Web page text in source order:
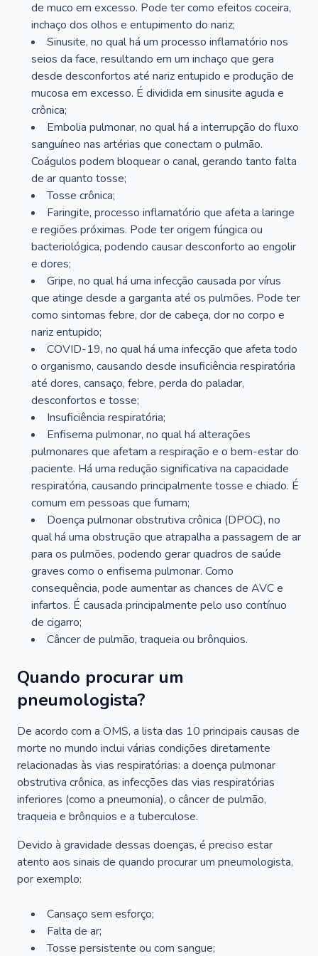
de muco em excesso. Pode ter como efeitos coceira,
inchaço dos olhos e entupimento do nariz;
Sinusite, no qual há um processo inflamatório nos
seios da face, resultando em um inchaço que gera
desde desconfortos até nariz entupido e produção de
mucosa em excesso. É dividida em sinusite aguda e
crônica;
Embolia pulmonar, no qual há a interrupção do fluxo
sanguíneo nas artérias que conectam o pulmão.
Coágulos podem bloquear o canal, gerando tanto falta
de ar quanto tosse;
Tosse crônica;
Faringite, processo inflamatório que afeta a laringe
e regiões próximas. Pode ter origem fúngica ou
bacteriológica, podendo causar desconforto ao engolir
e dores;
Gripe, no qual há uma infecção causada por vírus
que atinge desde a garganta até os pulmões. Pode ter
como sintomas febre, dor de cabeça, dor no corpo e
nariz entupido;
COVID-19, no qual há uma infecção que afeta todo
o organismo, causando desde insuficiência respiratória
até dores, cansaço, febre, perda do paladar,
desconfortos e tosse;
Insuficiência respiratória;
Enfisema pulmonar, no qual há alterações
pulmonares que afetam a respiração e o bem-estar do
paciente. Há uma redução significativa na capacidade
respiratória, causando principalmente tosse e chiado. É
comum em pessoas que fumam;
Doença pulmonar obstrutiva crônica (DPOC), no
qual há uma obstrução que atrapalha a passagem de ar
para os pulmões, podendo gerar quadros de saúde
graves como o enfisema pulmonar. Como
consequência, pode aumentar as chances de AVC e
infartos. É causada principalmente pelo uso contínuo
de cigarro;
Câncer de pulmão, traqueia ou brônquios.
Quando procurar um
pneumologista?
De acordo com a OMS, a lista das 10 principais causas de
morte no mundo inclui várias condições diretamente
relacionadas às vias respiratórias: a doença pulmonar
obstrutiva crônica, as infecções das vias respiratórias
inferiores (como a pneumonia), o câncer de pulmão,
traqueia e brônquios e a tuberculose.
Devido à gravidade dessas doenças, é preciso estar
atento aos sinais de quando procurar um pneumologista,
por exemplo:
Cansaço sem esforço;
Falta de ar;
Tosse persistente ou com sangue;